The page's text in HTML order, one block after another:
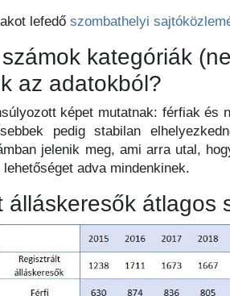
lefedő szombathelyi
kategóriák
az adatokból?
képet mutatnak: férfiak
pedig stabilan
jelenik meg, ami arra utal,
adva mindenkinek.
álláskeresők átlagos